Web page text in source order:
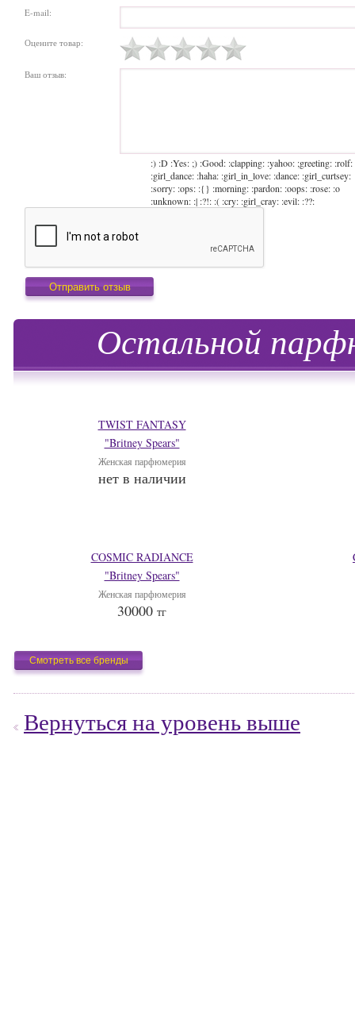
E-mail:
Оцените товар:
Ваш отзыв:
:) :D :Yes: ;) :Good: :clapping: :yahoo: ;greeting: :rolf:
:girl_dance: :haha: :girl_in_love: :dance: :girl_curtsey:
:sorry: :ops: :{} :morning: :pardon: :oops: :rose: :o
:unknown: :| :?!: :( :cry: :girl_cray: :evil: :??:
Остальной
TWIST FANTASY
"Britney Spears"
Женская парфюмерия
нет в наличии
COSMIC RADIANCE
"Britney Spears"
Женская парфюмерия
30000 тг
Смотреть все бренды
Вернуться на уровень выше